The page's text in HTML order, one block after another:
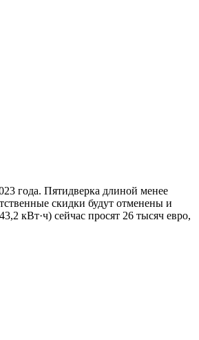
года. Пятидверка длиной менее
скидки будут отменены и
кВт·ч) сейчас просят 26 тысяч евро,